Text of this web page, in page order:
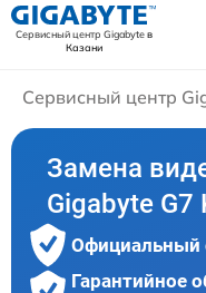
Сервисный центр Gigabyteв
Казани
Сервисный центр
Замена
Gigabyte G7
Официальный
Гарантийное